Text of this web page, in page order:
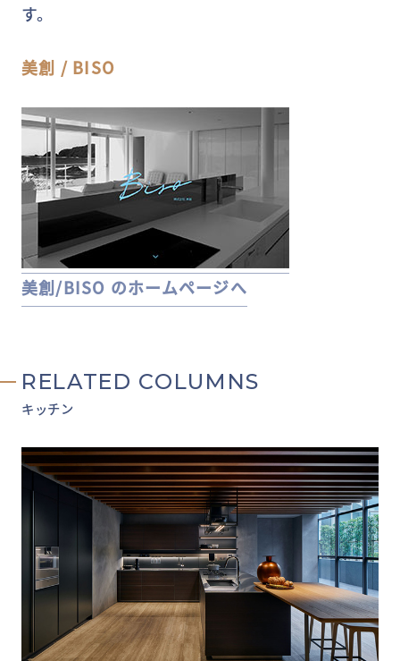
す。
美創 / BISO
美創/BISO のホームページへ
RELATED COLUMNS
キッチン